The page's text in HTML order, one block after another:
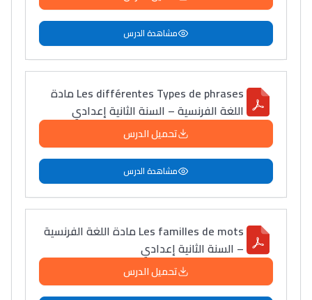
Lycée Maroc
التعليم الثانوي التأهيلي
مشاهدة الدرس
Les différentes Types de phrases مادة
اللغة الفرنسية – السنة الثانية إعدادي
تحميل الدرس
مشاهدة الدرس
Les familles de mots مادة اللغة الفرنسية
– السنة الثانية إعدادي
تحميل الدرس